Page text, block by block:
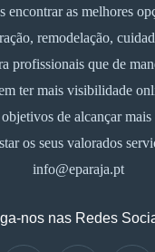
encontrar as melhores
remodelação,
profissionais que de
ter mais visibilidade
de alcançar mais
os seus valorados
info@eparaja.pt
nos nas Redes